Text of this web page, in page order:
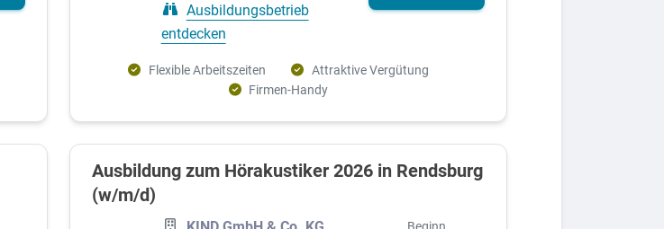
Ausbildungsbetrieb
entdecken
Flexible Arbeitszeiten
Attraktive Vergütung
Firmen-Handy
Ausbildung zum Hörakustiker 2026 in Rendsburg
(w/m/d)